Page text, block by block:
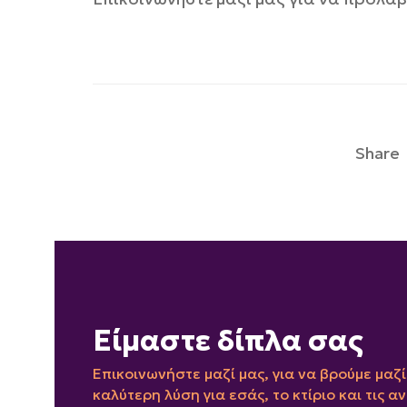
Share
Είμαστε δίπλα σας
Επικοινωνήστε μαζί μας, για να βρούμε
καλύτερη λύση για εσάς, το κτίριο και τις